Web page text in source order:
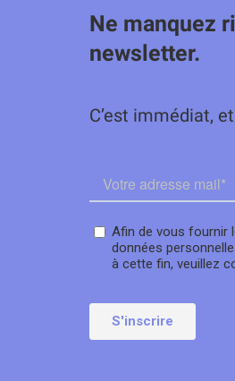
Ne manquez
newsletter.
C’est immédiat,